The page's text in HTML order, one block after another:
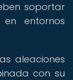
soportar
entornos
aleaciones
con su